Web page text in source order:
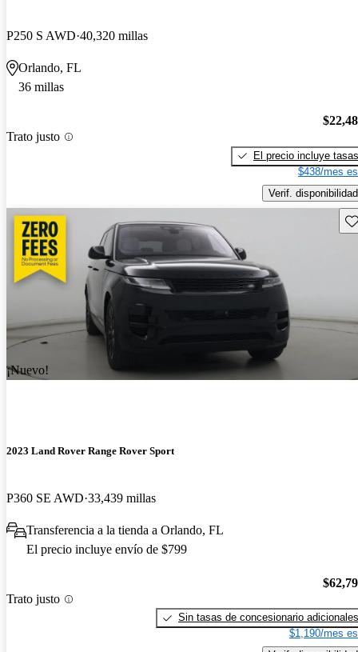
P250 S AWD 40,320 millas
Orlando, FL
36 millas
Trato justo
El precio incluye tasas
$438/mes
Verif. disponibilidad
¡Nuevo!
2023 Land Rover Range Rover Sport
P360 SE AWD 33,439 millas
Transferencia a la tienda a Orlando, FL
El precio incluye envío de $799
Trato justo
Sin tasas de concesionario adicionales
$1,190/mes